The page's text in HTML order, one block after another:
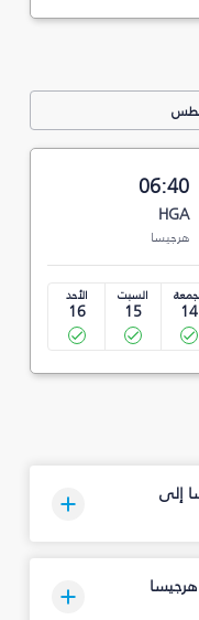
06:40
HGA
هرجيسا
14
السبت
15
الأحد
16
إلى